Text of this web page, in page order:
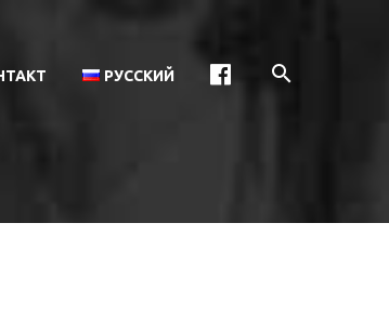
РУССКИЙ